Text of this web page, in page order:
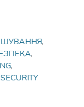
,
,
,
SECURITY